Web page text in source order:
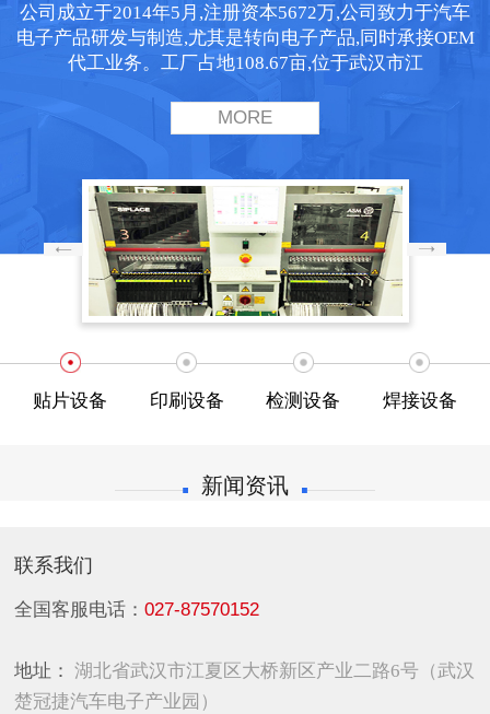
公司成立于2014年5月,注册资本5672万,公司致力于汽车
电子产品研发与制造,尤其是转向电子产品,同时承接OEM
代工业务。工厂占地108.67亩,位于武汉市江
MORE
贴片设备 印刷设备 检测设备 焊接设备
新闻资讯
联系我们
全国客服电话：027-87570152
地址： 湖北省武汉市江夏区大桥新区产业二路6号（武汉
楚冠捷汽车电子产业园）